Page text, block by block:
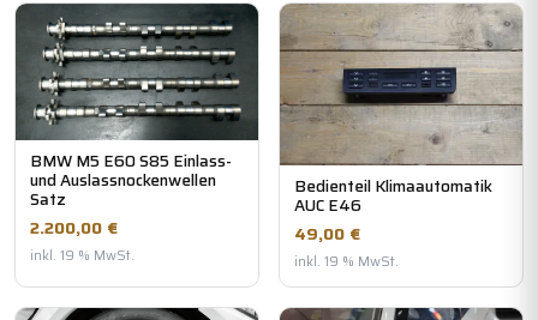
BMW M5 E60 S85 Einlass-
und Auslassnockenwellen
Satz
2.200,00 €
inkl. 19 % MwSt.
Bedienteil Klimaautomatik
AUC E46
49,00 €
inkl. 19 % MwSt.